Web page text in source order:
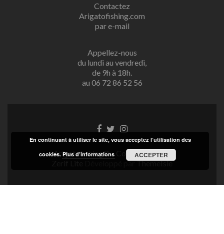
Contactez
Arigatofishing.com
par e-mail
Appellez-nous
du lundi au vendredi,
de 9h à 18h.
au 06 72 86 52 56
Lien
Facebook
Lien
Twitter
Lien
Instagram
Arigatofishing® - Copyright 2025
Développé parThemeIsle
En continuant à utiliser le site, vous acceptez l’utilisation des
cookies.Plus d’informations ACCEPTER